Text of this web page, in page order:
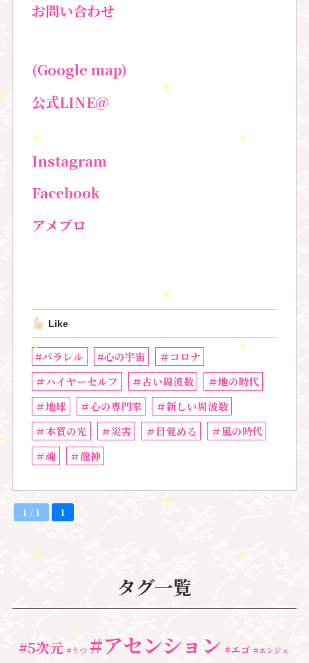
お問い合わせ
(Google map)
公式LINE@
Instagram
Facebook
アメブロ
Like
#パラレル #心の宇宙
＃コロナ
＃ハイヤーセルフ
＃古い周波数
＃地の時代
＃地球
＃心の専門家
＃新しい周波数
＃本質の光
＃災害 ＃目覚める
＃風の時代
＃魂
＃龍神
1 / 1 1
タグ一覧
#5次元 #うつ #アセンション #エゴ #エンジェ